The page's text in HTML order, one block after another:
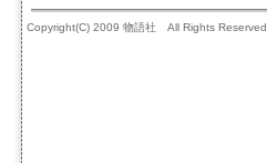
Copyright(C) 2009 物語社 All Rights Reserved.